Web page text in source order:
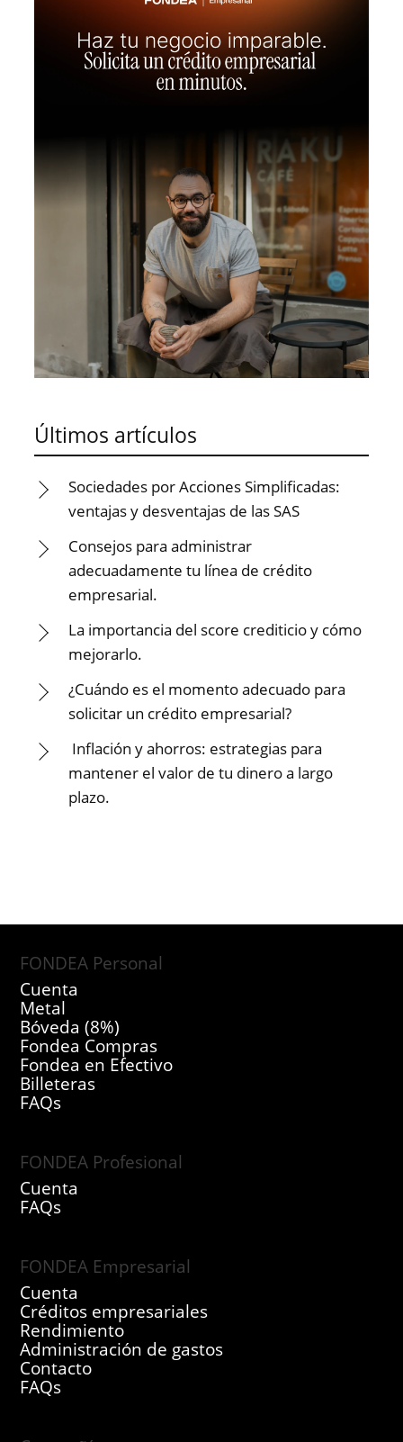
Últimos artículos
Sociedades por Acciones Simplificadas:
ventajas y desventajas de las SAS
Consejos para administrar
adecuadamente tu línea de crédito
empresarial.
La importancia del score crediticio y cómo
mejorarlo.
¿Cuándo es el momento adecuado para
solicitar un crédito empresarial?
Inflación y ahorros: estrategias para
mantener el valor de tu dinero a largo
plazo.
FONDEA Personal
Cuenta
Metal
Bóveda (8%)
Fondea Compras
Fondea en Efectivo
Billeteras
FAQs
FONDEA Profesional
Cuenta
FAQs
FONDEA Empresarial
Cuenta
Créditos empresariales
Rendimiento
Administración de gastos
Contacto
FAQs